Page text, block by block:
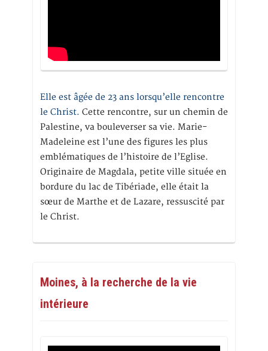
Elle est âgée de 23 ans lorsqu’elle rencontre
le Christ. Cette rencontre, sur un chemin de
Palestine, va bouleverser sa vie. Marie-
Madeleine est l’une des figures les plus
emblématiques de l’histoire de l’Eglise.
Originaire de Magdala, petite ville située en
bordure du lac de Tibériade, elle était la
sœur de Marthe et de Lazare, ressuscité par
le Christ.
Moines, à la recherche de la vie
intérieure